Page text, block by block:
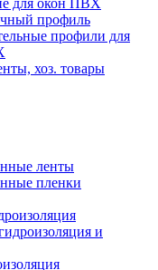
для окон ПВХ
профиль
профили для
хоз. товары
ленты
пленки
и